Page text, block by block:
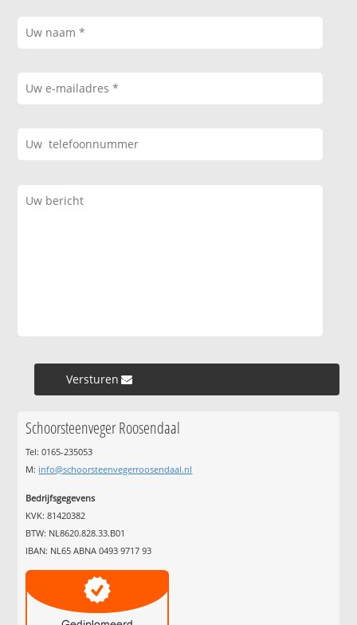
Versturen »
Schoorsteenveger Roosendaal
Tel: 0165-235053
M: info@schoorsteenvegerroosendaal.nl
Bedrijfsgegevens
KVK: 81420382
BTW: NL8620.828.33.B01
IBAN: NL65 ABNA 0493 9717 93